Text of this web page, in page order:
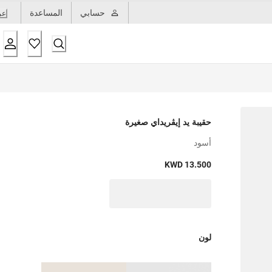
حسابي المساعدة
حقيبة يد إيڤريداي صغيرة
أسود
KWD 13.500
لون